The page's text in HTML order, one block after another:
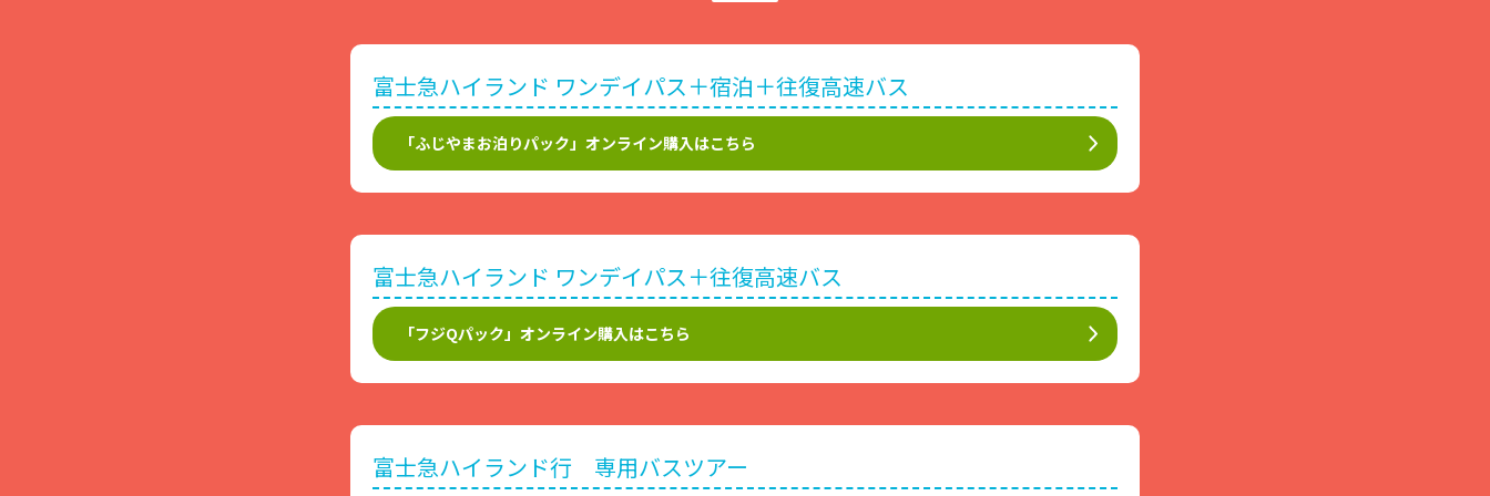
富士急ハイランド ワンデイパス＋宿泊＋往復高速バス
「ふじやまお泊りパック」オンライン購入はこちら
富士急ハイランド ワンデイパス＋往復高速バス
「フジQパック」オンライン購入はこちら
富士急ハイランド行 専用バスツアー